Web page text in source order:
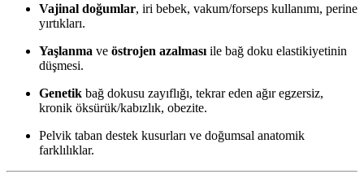
Vajinal doğumlar, iri bebek, vakum/forseps kullanımı, perine
yırtıkları.
Yaşlanma ve östrojen azalması ile bağ doku elastikiyetinin
düşmesi.
Genetik bağ dokusu zayıflığı, tekrar eden ağır egzersiz,
kronik öksürük/kabızlık, obezite.
Pelvik taban destek kusurları ve doğumsal anatomik
farklılıklar.